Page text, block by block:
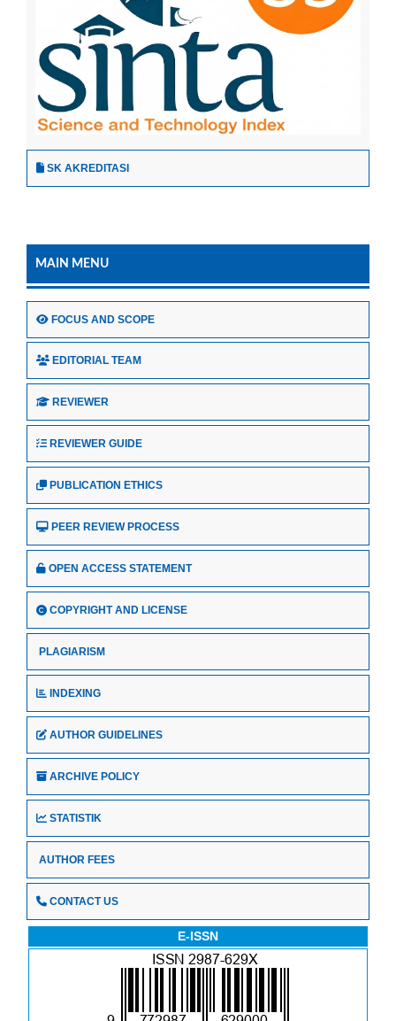
SK AKREDITASI
MAIN MENU
FOCUS AND SCOPE
EDITORIAL TEAM
REVIEWER
REVIEWER GUIDE
PUBLICATION ETHICS
PEER REVIEW PROCESS
OPEN ACCESS STATEMENT
COPYRIGHT AND LICENSE
PLAGIARISM
INDEXING
AUTHOR GUIDELINES
ARCHIVE POLICY
STATISTIK
AUTHOR FEES
CONTACT US
E-ISSN